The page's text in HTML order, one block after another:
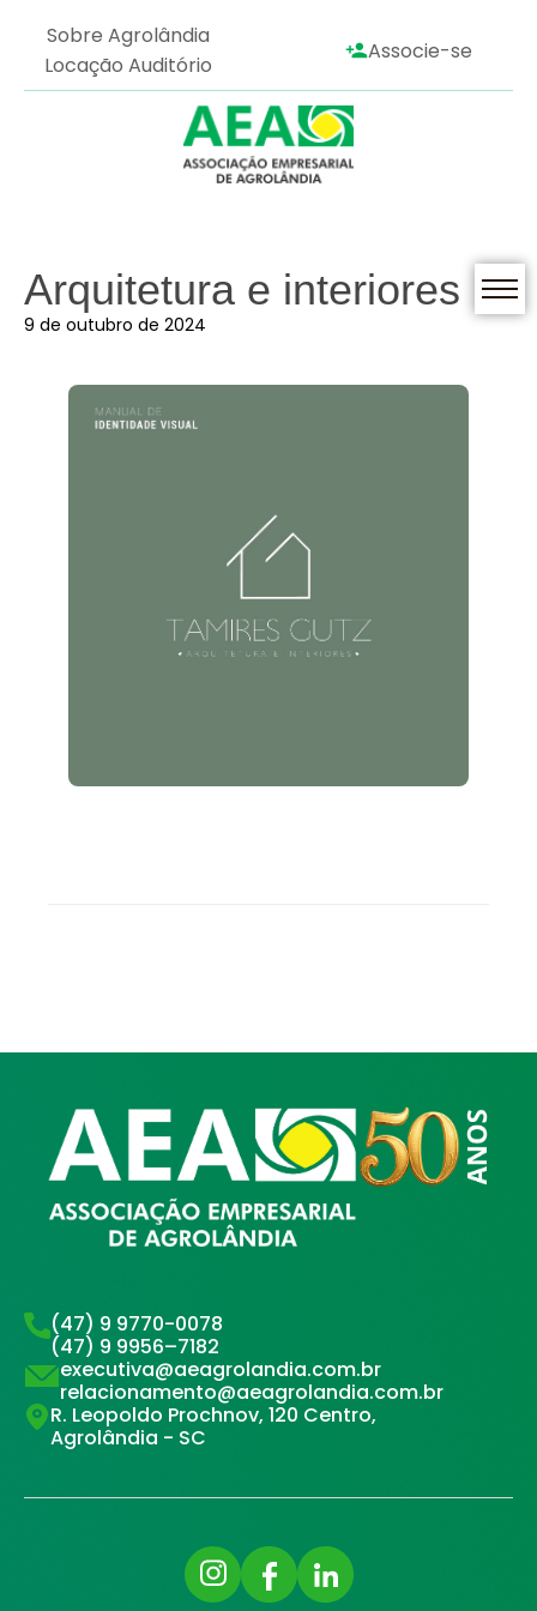
Sobre Agrolândia
Locação Auditório
Associe-se
Arquitetura e interiores
9 de outubro de 2024
(47) 9 9770-0078
(47) 9 9956–7182
executiva@aeagrolandia.com.br
relacionamento@aeagrolandia.com.br
R. Leopoldo Prochnov, 120 Centro,
Agrolândia - SC